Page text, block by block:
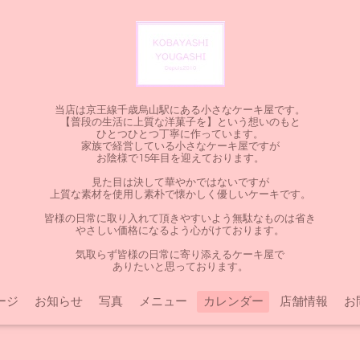
当店は京王線千歳烏山駅にある小さなケーキ屋です。
【普段の生活に上質な洋菓子を】という想いのもと
ひとつひとつ丁寧に作っています。
家族で経営している小さなケーキ屋ですが
お陰様で15年目を迎えております。
見た目は決して華やかではないですが
上質な素材を使用し素朴で懐かしく優しいケーキです。
皆様の日常に取り入れて頂きやすいよう無駄なものは省き
やさしい価格になるよう心がけております。
気取らず皆様の日常に寄り添えるケーキ屋で
ありたいと思っております。
ジ お知らせ 写真 メニュー カレンダー 店舗情報 お